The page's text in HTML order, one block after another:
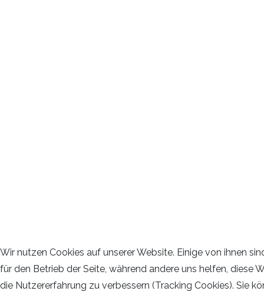
Wir nutzen Cookies auf unserer Website. Einige von ihnen
für den Betrieb der Seite, während andere uns helfen, diese
die Nutzererfahrung zu verbessern (Tracking Cookies). Sie